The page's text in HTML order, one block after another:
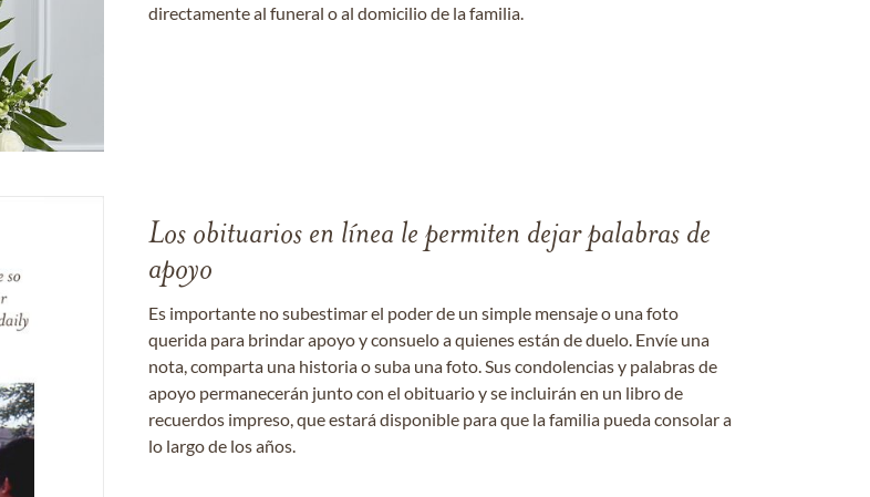
directamente al funeral o al domicilio de la familia.
Los obituarios en línea le permiten dejar palabras de
apoyo
Es importante no subestimar el poder de un simple mensaje o una foto
querida para brindar apoyo y consuelo a quienes están de duelo. Envíe una
nota, comparta una historia o suba una foto. Sus condolencias y palabras de
apoyo permanecerán junto con el obituario y se incluirán en un libro de
recuerdos impreso, que estará disponible para que la familia pueda consolar a
lo largo de los años.